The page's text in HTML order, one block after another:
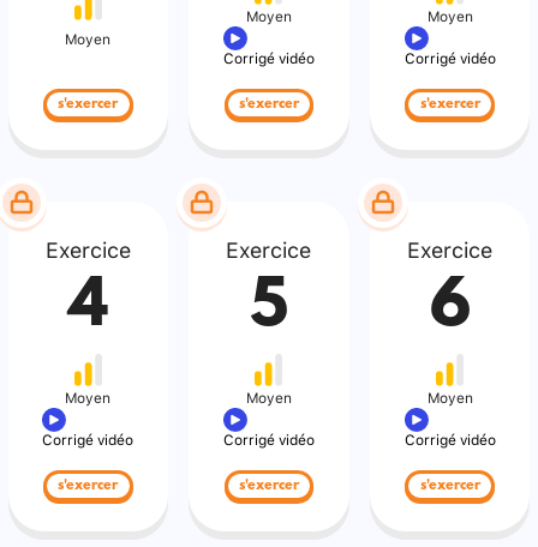
Moyen
s'exercer
Moyen
Corrigé vidéo
s'exercer
Moyen
Corrigé vidéo
s'exercer
Exercice
4
Moyen
Corrigé vidéo
s'exercer
Exercice
5
Moyen
Corrigé vidéo
s'exercer
Exercice
6
Moyen
Corrigé vidéo
s'exercer